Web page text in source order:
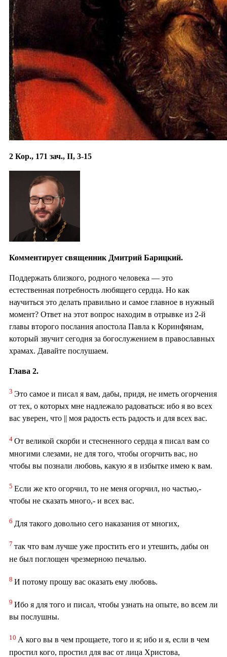
2 Кор., 171 зач., II, 3-15
Комментирует священник Дмитрий Барицкий.
Поддержать близкого, родного человека — это
естественная потребность любящего сердца. Но как
научиться это делать правильно и самое главное в нужный
момент? Ответ на этот вопрос находим в отрывке из 2-й
главы второго послания апостола Павла к Коринфянам,
который звучит сегодня за богослужением в православных
храмах. Давайте послушаем.
Глава 2.
3 Это самое и писал я вам, дабы, придя, не иметь огорчения
от тех, о которых мне надлежало радоваться: ибо я во всех
вас уверен, что || моя радость есть радость и для всех вас.
4 От великой скорби и стесненного сердца я писал вам со
многими слезами, не для того, чтобы огорчить вас, но
чтобы вы познали любовь, какую я в избытке имею к вам.
5 Если же кто огорчил, то не меня огорчил, но частью,-
чтобы не сказать много,- и всех вас.
6 Для такого довольно сего наказания от многих,
7 так что вам лучше уже простить его и утешить, дабы он
не был поглощен чрезмерною печалью.
8 И потому прошу вас оказать ему любовь.
9 Ибо я для того и писал, чтобы узнать на опыте, во всем ли
вы послушны.
10 А кого вы в чем прощаете, того и я; ибо и я, если в чем
простил кого, простил для вас от лица Христова,